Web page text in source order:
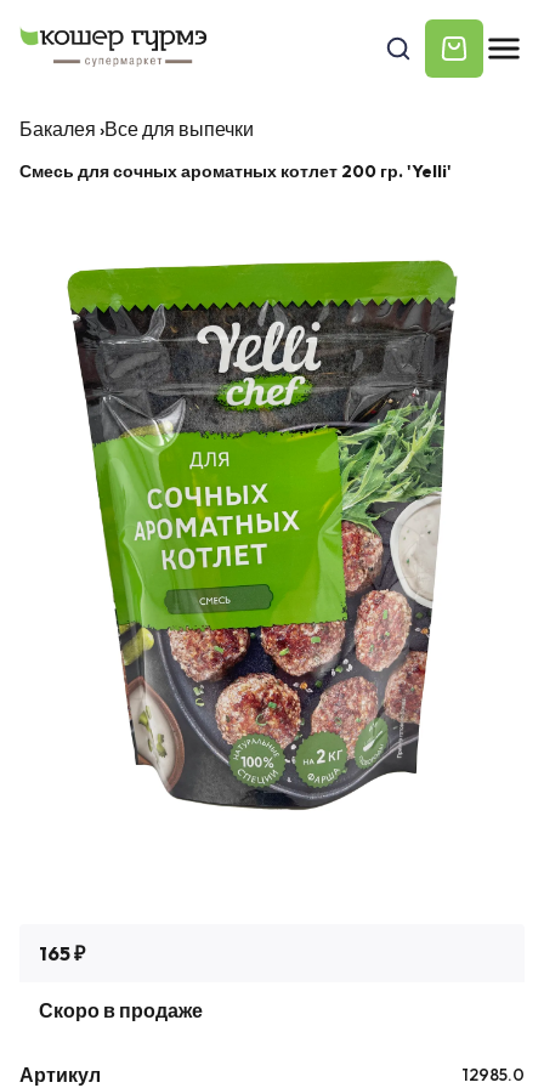
Бакалея ›Все для выпечки
Смесь для сочных ароматных котлет 200 гр. 'Yelli'
165 ₽
Скоро в продаже
Артикул 12985.0